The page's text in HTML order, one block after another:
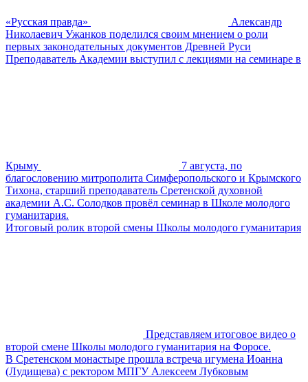
«Русская правда»
Александр
Николаевич Ужанков поделился своим мнением о роли
первых законодательных документов Древней Руси
Преподаватель Академии выступил с лекциями на семинаре в
Крыму
7 августа, по
благословению митрополита Симферопольского и Крымского
Тихона, старший преподаватель Сретенской духовной
академии А.С. Солодков провёл семинар в Школе молодого
гуманитария.
Итоговый ролик второй смены Школы молодого гуманитария
Представляем итоговое видео о
второй смене Школы молодого гуманитария на Форосе.
В Сретенском монастыре прошла встреча игумена Иоанна
(Лудищева) с ректором МПГУ Алексеем Лубковым